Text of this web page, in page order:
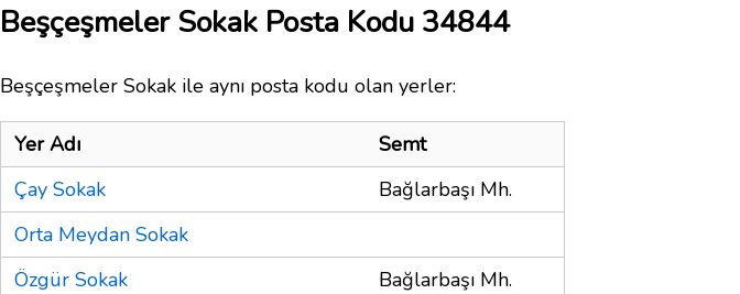
Beşçeşmeler Sokak Posta Kodu 34844
Beşçeşmeler Sokak ile aynı posta kodu olan yerler:
Yer Adı
Semt
Çay Sokak
Bağlarbaşı Mh.
Orta Meydan Sokak
Özgür Sokak
Bağlarbaşı Mh.